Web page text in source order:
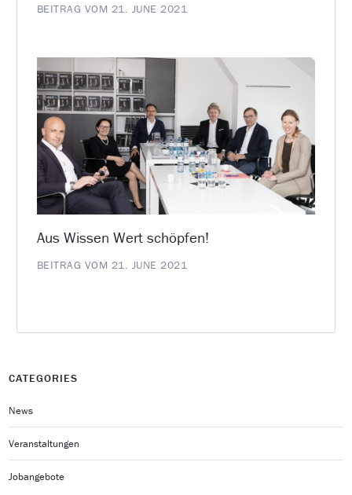
BEITRAG VOM 21. JUNE 2021
Aus Wissen Wert schöpfen!
BEITRAG VOM 21. JUNE 2021
CATEGORIES
News
Veranstaltungen
Jobangebote